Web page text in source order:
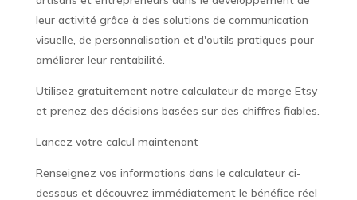
leur activité grâce à des solutions de communication
visuelle, de personnalisation et d'outils pratiques pour
améliorer leur rentabilité.
Utilisez gratuitement notre calculateur de marge Etsy
et prenez des décisions basées sur des chiffres fiables.
Lancez votre calcul maintenant
Renseignez vos informations dans le calculateur ci-
dessous et découvrez immédiatement le bénéfice réel